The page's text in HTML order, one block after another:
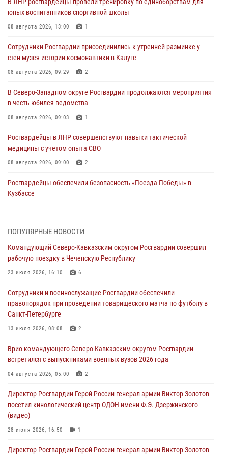
юных воспитанников спортивной школы
08 августа 2026, 13:00 1
Сотрудники Росгвардии присоединились к утренней разминке у
стен музея истории космонавтики в Калуге
08 августа 2026, 09:29 2
В Северо-Западном округе Росгвардии продолжаются мероприятия
в честь юбилея ведомства
08 августа 2026, 09:03 1
Росгвардейцы в ЛНР совершенствуют навыки тактической
медицины с учетом опыта СВО
08 августа 2026, 09:00 2
Росгвардейцы обеспечили безопасность «Поезда Победы» в
Кузбассе
ОМОН «Ойрат» Управления Росгвардии по Республике Калмыкия
08 августа 2026, 07:00
В Кабардино-Балкарии сотрудники Росгвардии провели турнир по
08 августа 2026, 07:00
Военнослужащие Софринской бригады Росгвардии встретились с
участником патриотического проекта «Дорогой Ломоносова —
08 августа 2026, 07:00 2
В Москве росгвардейцы оказали помощь медикам и девушке с
08 августа 2026, 06:32 1
ПОПУЛЯРНЫЕ НОВОСТИ
Командующий Северо-Кавказским округом Росгвардии совершил
рабочую поездку в Чеченскую Республику
23 июля 2026, 16:10 6
Сотрудники и военнослужащие Росгвардии обеспечили
правопорядок при проведении товарищеского матча по футболу в
Санкт-Петербурге
13 июля 2026, 08:08 2
Врио командующего Северо-Кавказским округом Росгвардии
встретился с выпускниками военных вузов 2026 года
04 августа 2026, 05:00 2
Директор Росгвардии Герой России генерал армии Виктор Золотов
посетил кинологический центр ОДОН имени Ф.Э. Дзержинского
(видео)
28 июля 2026, 16:50 1
Директор Росгвардии Герой России генерал армии Виктор Золотов